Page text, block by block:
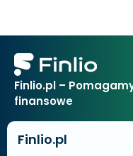
Finlio.pl –
finansowe
Finlio.pl